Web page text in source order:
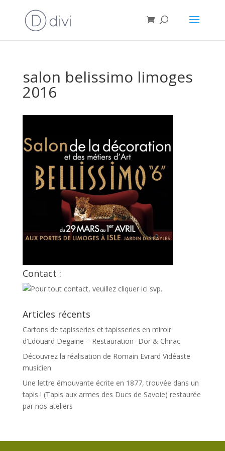
salon belissimo limoges
2016
Contact :
Articles récents
Cartons de tapisseries et tapisseries en miroir
d’Edouard Degaine – Restauration- Dor & Chirac
Découvrez la réalisation de Romain Evrard Vidéaste
musicien
Une lettre émouvante écrite en 1877, trouvée dans un
tapis ! (Tapis aux armes des Ducs de Savoie) restaurée
par nos ateliers